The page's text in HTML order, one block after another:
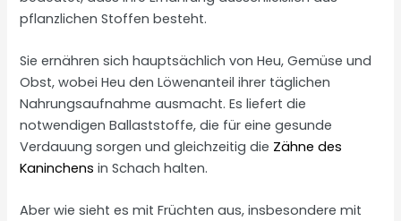
pflanzlichen Stoffen besteht.
Sie ernähren sich hauptsächlich von Heu, Gemüse und
Obst, wobei Heu den Löwenanteil ihrer täglichen
Nahrungsaufnahme ausmacht. Es liefert die
notwendigen Ballaststoffe, die für eine gesunde
Verdauung sorgen und gleichzeitig die Zähne des
Kaninchens in Schach halten.
Aber wie sieht es mit Früchten aus, insbesondere mit